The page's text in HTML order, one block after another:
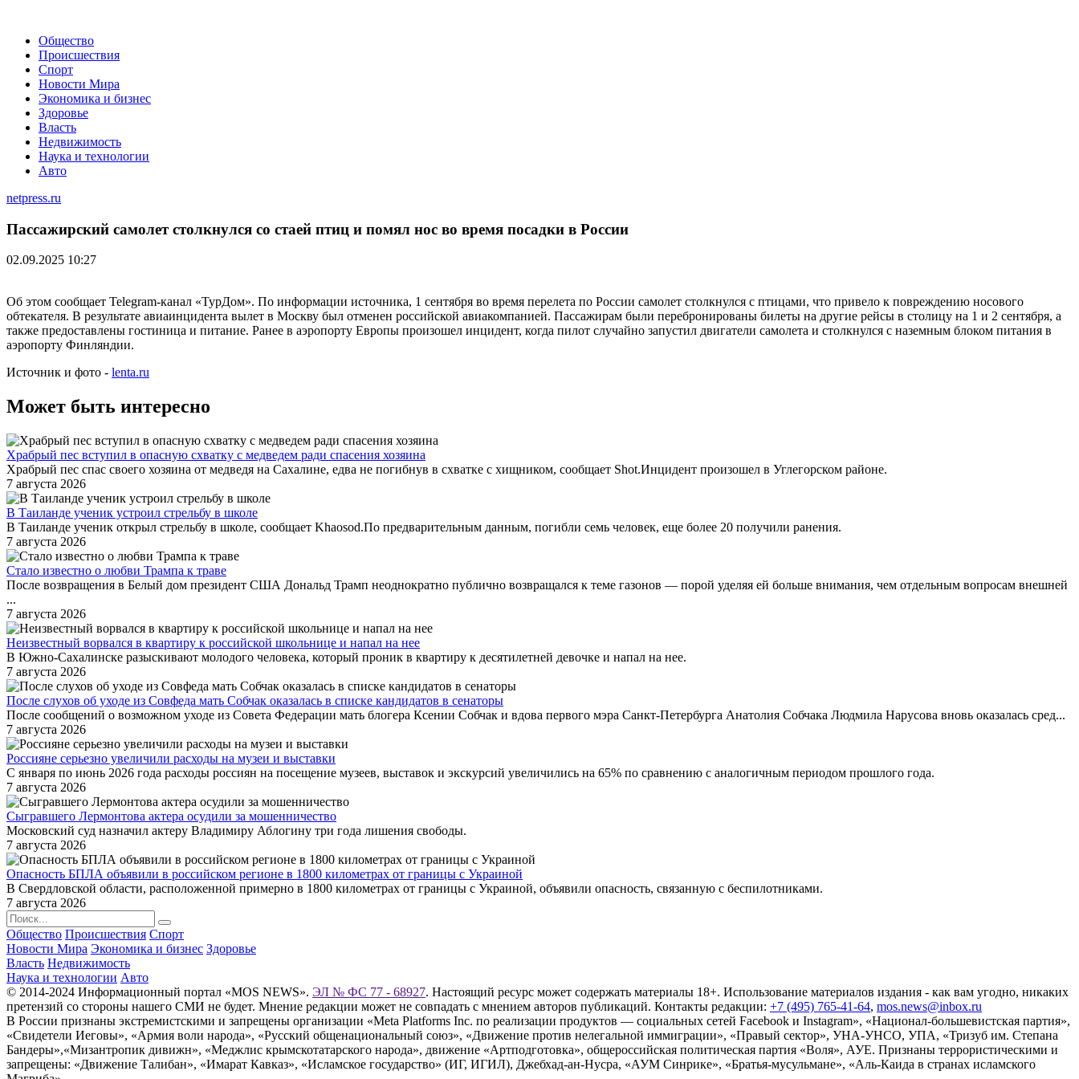
Общество
Происшествия
Спорт
Новости Мира
Экономика и бизнес
Здоровье
Власть
Недвижимость
Наука и технологии
Авто
netpress.ru
Пассажирский самолет столкнулся со стаей птиц и помял нос во время посадки в России
02.09.2025 10:27
Об этом сообщает Telegram-канал «ТурДом». По информации источника, 1 сентября во время перелета по России самолет столкнулся с птицами, что привело к повреждению носового
обтекателя. В результате авиаинцидента вылет в Москву был отменен российской авиакомпанией. Пассажирам были перебронированы билеты на другие рейсы в столицу на 1 и 2 сентября, а
также предоставлены гостиница и питание. Ранее в аэропорту Европы произошел инцидент, когда пилот случайно запустил двигатели самолета и столкнулся с наземным блоком питания в
аэропорту Финляндии.
Источник и фото - lenta.ru
Может быть интересно
Храбрый пес вступил в опасную схватку с медведем ради спасения хозяина
Храбрый пес спас своего хозяина от медведя на Сахалине, едва не погибнув в схватке с хищником, сообщает Shot.Инцидент произошел в Углегорском районе.
7 августа 2026
В Таиланде ученик устроил стрельбу в школе
В Таиланде ученик открыл стрельбу в школе, сообщает Khaosod.По предварительным данным, погибли семь человек, еще более 20 получили ранения.
7 августа 2026
Стало известно о любви Трампа к траве
После возвращения в Белый дом президент США Дональд Трамп неоднократно публично возвращался к теме газонов — порой уделяя ей больше внимания, чем отдельным вопросам внешней
...
7 августа 2026
Неизвестный ворвался в квартиру к российской школьнице и напал на нее
В Южно-Сахалинске разыскивают молодого человека, который проник в квартиру к десятилетней девочке и напал на нее.
7 августа 2026
После слухов об уходе из Совфеда мать Собчак оказалась в списке кандидатов в сенаторы
После сообщений о возможном уходе из Совета Федерации мать блогера Ксении Собчак и вдова первого мэра Санкт-Петербурга Анатолия Собчака Людмила Нарусова вновь оказалась сред...
7 августа 2026
Россияне серьезно увеличили расходы на музеи и выставки
С января по июнь 2026 года расходы россиян на посещение музеев, выставок и экскурсий увеличились на 65% по сравнению с аналогичным периодом прошлого года.
7 августа 2026
Сыгравшего Лермонтова актера осудили за мошенничество
Московский суд назначил актеру Владимиру Аблогину три года лишения свободы.
7 августа 2026
Опасность БПЛА объявили в российском регионе в 1800 километрах от границы с Украиной
В Свердловской области, расположенной примерно в 1800 километрах от границы с Украиной, объявили опасность, связанную с беспилотниками.
7 августа 2026
Общество Происшествия Спорт
Новости Мира Экономика и бизнес Здоровье
Власть Недвижимость
Наука и технологии Авто
© 2014-2024 Информационный портал «MOS NEWS». ЭЛ № ФС 77 - 68927. Настоящий ресурс может содержать материалы 18+. Использование материалов издания - как вам угодно, никаких
претензий со стороны нашего СМИ не будет. Мнение редакции может не совпадать с мнением авторов публикаций. Контакты редакции: +7 (495) 765-41-64, mos.news@inbox.ru
В России признаны экстремистскими и запрещены организации «Meta Platforms Inc. по реализации продуктов — социальных сетей Facebook и Instagram», «Национал-большевистская партия»,
«Свидетели Иеговы», «Армия воли народа», «Русский общенациональный союз», «Движение против нелегальной иммиграции», «Правый сектор», УНА-УНСО, УПА, «Тризуб им. Степана
Бандеры»,«Мизантропик дивижн», «Меджлис крымскотатарского народа», движение «Артподготовка», общероссийская политическая партия «Воля», АУЕ. Признаны террористическими и
запрещены: «Движение Талибан», «Имарат Кавказ», «Исламское государство» (ИГ, ИГИЛ), Джебхад-ан-Нусра, «АУМ Синрике», «Братья-мусульмане», «Аль-Каида в странах исламского